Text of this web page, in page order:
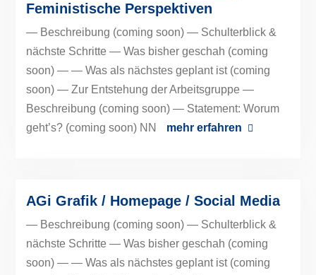
Feministische Perspektiven
— Beschreibung (coming soon) — Schulterblick &
nächste Schritte — Was bisher geschah (coming
soon) — — Was als nächstes geplant ist (coming
soon) — Zur Entstehung der Arbeitsgruppe —
Beschreibung (coming soon) — Statement: Worum
geht’s? (coming soon) NN
mehr erfahren
AGi Grafik / Homepage / Social Media
— Beschreibung (coming soon) — Schulterblick &
nächste Schritte — Was bisher geschah (coming
soon) — — Was als nächstes geplant ist (coming